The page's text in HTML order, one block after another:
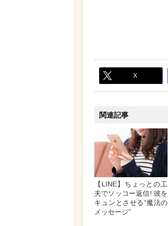
X
関連記事
【LINE】ちょっとの工
夫でソッコー返信! 彼を
キュンとさせる“魔法の
メッセージ”